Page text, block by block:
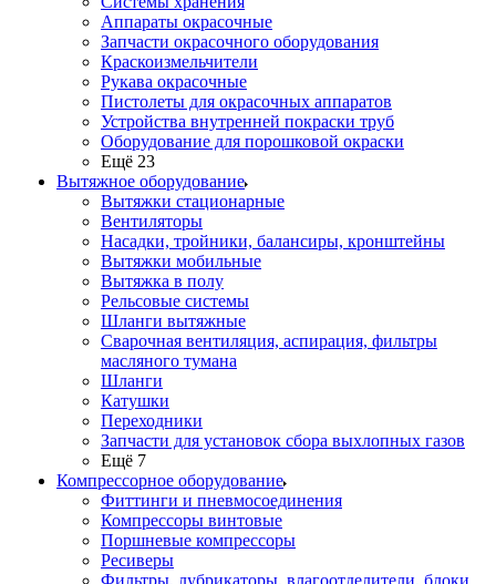
Аппараты окрасочные
Запчасти окрасочного оборудования
Краскоизмельчители
Рукава окрасочные
Пистолеты для окрасочных аппаратов
Устройства внутренней покраски труб
Оборудование для порошковой окраски
Ещё 23
Вытяжное оборудование
Вытяжки стационарные
Вентиляторы
Насадки, тройники, балансиры, кронштейны
Вытяжки мобильные
Вытяжка в полу
Рельсовые системы
Шланги вытяжные
Сварочная вентиляция, аспирация, фильтры
масляного тумана
Шланги
Катушки
Переходники
Запчасти для установок сбора выхлопных газов
Ещё 7
Компрессорное оборудование
Фиттинги и пневмосоединения
Компрессоры винтовые
Поршневые компрессоры
Ресиверы
Фильтры, лубрикаторы, влагоотделители, блоки